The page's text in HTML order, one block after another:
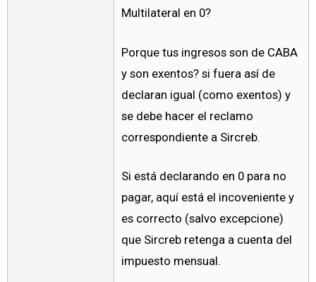
Multilateral en 0?
Porque tus ingresos son de CABA
y son exentos? si fuera así de
declaran igual (como exentos) y
se debe hacer el reclamo
correspondiente a Sircreb.
Si está declarando en 0 para no
pagar, aquí está el incoveniente y
es correcto (salvo excepcione)
que Sircreb retenga a cuenta del
impuesto mensual.